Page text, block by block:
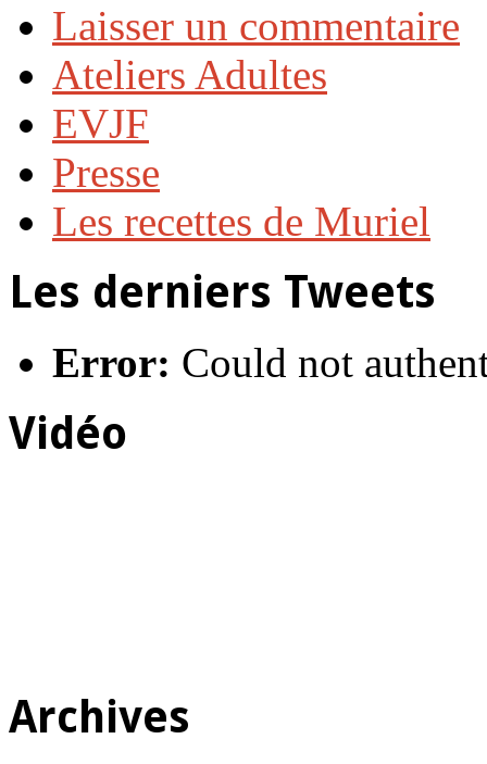
Laisser un commentaire
Ateliers Adultes
EVJF
Presse
Les recettes de Muriel
Les derniers Tweets
Error: Could not
Vidéo
Archives